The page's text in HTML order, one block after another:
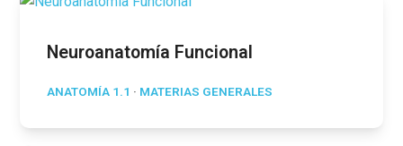
Neuroanatomía Funcional
ANATOMÍA 1.1 · MATERIAS GENERALES